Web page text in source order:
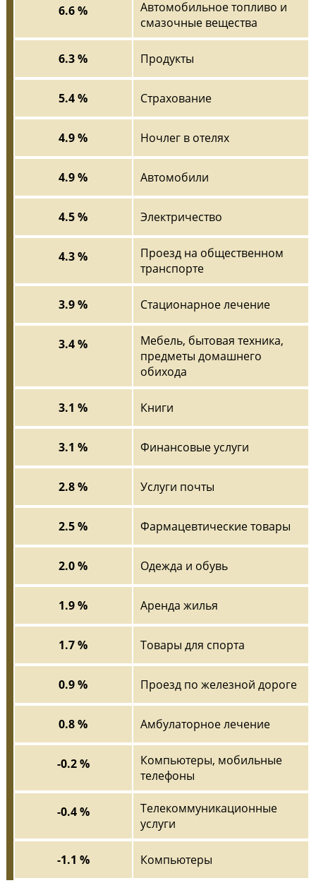
6.6 %
Автомобильное топливо и
смазочные вещества
6.3 % Продукты
5.4 % Страхование
4.9 % Ночлег в отелях
4.9 % Автомобили
4.5 % Электричество
4.3 %
Проезд на общественном
транспорте
3.9 % Стационарное лечение
3.4 %
Мебель, бытовая техника,
предметы домашнего
обихода
3.1 % Книги
3.1 % Финансовые услуги
2.8 % Услуги почты
2.5 % Фармацевтические товары
2.0 % Одежда и обувь
1.9 % Аренда жилья
1.7 % Товары для спорта
0.9 % Проезд по железной дороге
0.8 % Амбулаторное лечение
-0.2 %
Компьютеры, мобильные
телефоны
-0.4 %
Телекоммуникационные
услуги
-1.1 % Компьютеры